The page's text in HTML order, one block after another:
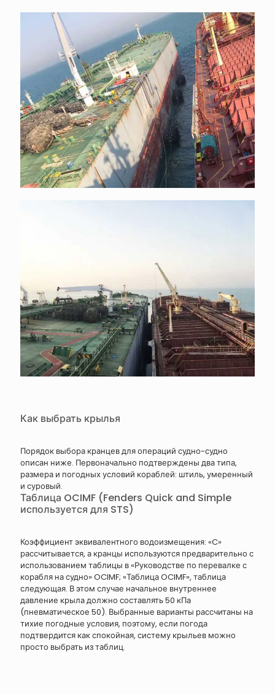
Как выбрать крылья
Порядок выбора кранцев для операций судно-судно
описан ниже. Первоначально подтверждены два типа,
размера и погодных условий кораблей: штиль, умеренный
и суровый.
Таблица OCIMF (Fenders Quick and Simple
используется для STS)
Коэффициент эквивалентного водоизмещения: «C»
рассчитывается, а кранцы используются предварительно с
использованием таблицы в «Руководстве по перевалке с
корабля на судно» OCIMF; «Таблица OCIMF», таблица
следующая. В этом случае начальное внутреннее
давление крыла должно составлять 50 кПа
(пневматическое 50). Выбранные варианты рассчитаны на
тихие погодные условия, поэтому, если погода
подтвердится как спокойная, систему крыльев можно
просто выбрать из таблиц.